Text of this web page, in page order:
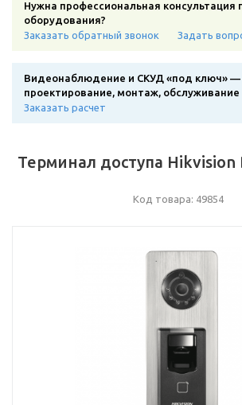
Нужна профессиональная консультация
оборудования?
Заказать обратный звонок
Задать
Видеонаблюдение и СКУД «под ключ» —
проектирование, монтаж, обслуживание
Заказать расчет
Терминал доступа Hikvision
Код товара: 49854